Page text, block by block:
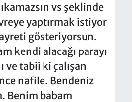
vs şeklinde
yaptırmak istiyor
gösteriyorsun.
kendi alacağı parayı
ve tabii ki çalışan
nafile. Bendeniz
Benim babam